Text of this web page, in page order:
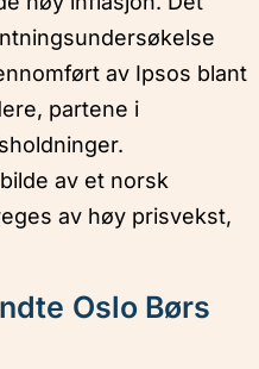
av Ipsos blant
partene i
av et norsk
av høy prisvekst,
Oslo Børs